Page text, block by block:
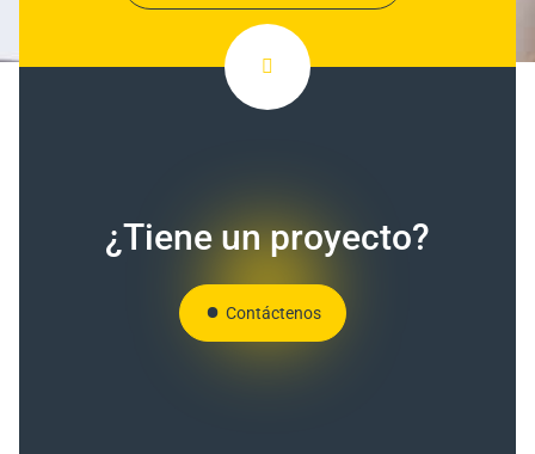
¿Tiene un proyecto?
Contáctenos